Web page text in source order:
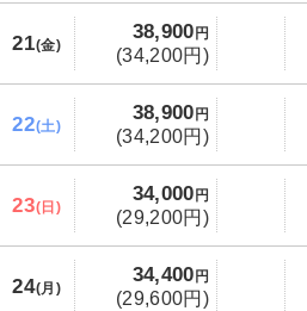
21(金)
38,900 円
(34,200円)
22(土)
38,900 円
(34,200円)
23(日)
34,000 円
(29,200円)
24(月)
34,400 円
(29,600円)